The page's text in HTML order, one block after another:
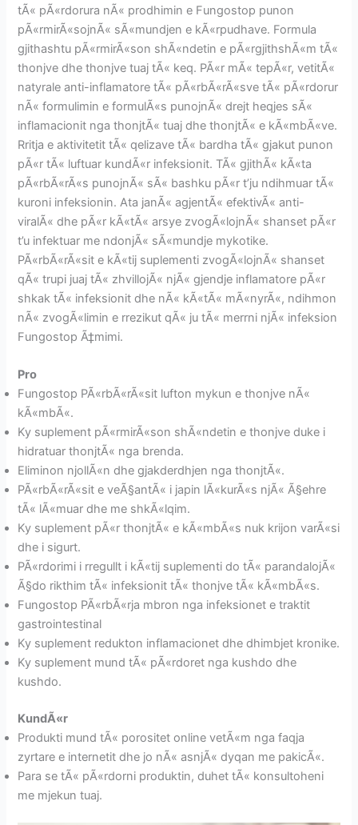
tÃ« pÃ«rdorura nÃ« prodhimin e Fungostop punon
pÃ«rmirÃ«sojnÃ« sÃ«mundjen e kÃ«rpudhave. Formula
gjithashtu pÃ«rmirÃ«son shÃ«ndetin e pÃ«rgjithshÃ«m tÃ«
thonjve dhe thonjve tuaj tÃ« keq. PÃ«r mÃ« tepÃ«r, vetitÃ«
natyrale anti-inflamatore tÃ« pÃ«rbÃ«rÃ«sve tÃ« pÃ«rdorur
nÃ« formulimin e formulÃ«s punojnÃ« drejt heqjes sÃ«
inflamacionit nga thonjtÃ« tuaj dhe thonjtÃ« e kÃ«mbÃ«ve.
Rritja e aktivitetit tÃ« qelizave tÃ« bardha tÃ« gjakut punon
pÃ«r tÃ« luftuar kundÃ«r infeksionit. TÃ« gjithÃ« kÃ«ta
pÃ«rbÃ«rÃ«s punojnÃ« sÃ« bashku pÃ«r t’ju ndihmuar tÃ«
kuroni infeksionin. Ata janÃ« agjentÃ« efektivÃ« anti-
viralÃ« dhe pÃ«r kÃ«tÃ« arsye zvogÃ«lojnÃ« shanset pÃ«r
t’u infektuar me ndonjÃ« sÃ«mundje mykotike.
PÃ«rbÃ«rÃ«sit e kÃ«tij suplementi zvogÃ«lojnÃ« shanset
qÃ« trupi juaj tÃ« zhvillojÃ« njÃ« gjendje inflamatore pÃ«r
shkak tÃ« infeksionit dhe nÃ« kÃ«tÃ« mÃ«nyrÃ«, ndihmon
nÃ« zvogÃ«limin e rrezikut qÃ« ju tÃ« merrni njÃ« infeksion
Fungostop Ã‡mimi.
Pro
Fungostop PÃ«rbÃ«rÃ«sit lufton mykun e thonjve nÃ«
kÃ«mbÃ«.
Ky suplement pÃ«rmirÃ«son shÃ«ndetin e thonjve duke i
hidratuar thonjtÃ« nga brenda.
Eliminon njollÃ«n dhe gjakderdhjen nga thonjtÃ«.
PÃ«rbÃ«rÃ«sit e veÃ§antÃ« i japin lÃ«kurÃ«s njÃ« Ã§ehre
tÃ« lÃ«muar dhe me shkÃ«lqim.
Ky suplement pÃ«r thonjtÃ« e kÃ«mbÃ«s nuk krijon varÃ«si
dhe i sigurt.
PÃ«rdorimi i rregullt i kÃ«tij suplementi do tÃ« parandalojÃ«
Ã§do rikthim tÃ« infeksionit tÃ« thonjve tÃ« kÃ«mbÃ«s.
Fungostop PÃ«rbÃ«rja mbron nga infeksionet e traktit
gastrointestinal
Ky suplement redukton inflamacionet dhe dhimbjet kronike.
Ky suplement mund tÃ« pÃ«rdoret nga kushdo dhe
kushdo.
KundÃ«r
Produkti mund tÃ« porositet online vetÃ«m nga faqja
zyrtare e internetit dhe jo nÃ« asnjÃ« dyqan me pakicÃ«.
Para se tÃ« pÃ«rdorni produktin, duhet tÃ« konsultoheni
me mjekun tuaj.